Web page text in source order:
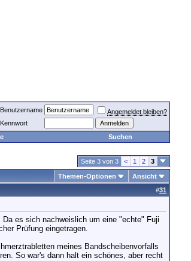
Benutzername
Angemeldet bleiben?
Kennwort
Suchen
Seite 3 von 3 < 1 2 3
Themen-Optionen
Ansicht
#31
es sich nachweislich um eine "echte" Fuji
Prüfung eingetragen.
meines Bandscheibenvorfalls
So war's dann halt ein schönes, aber recht